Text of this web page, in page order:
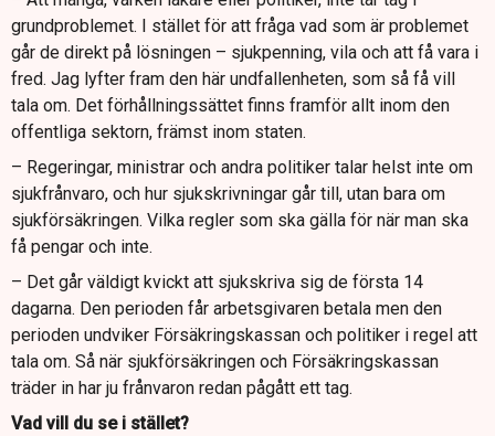
grundproblemet. I stället för att fråga vad som är problemet
går de direkt på lösningen – sjukpenning, vila och att få vara i
fred. Jag lyfter fram den här undfallenheten, som så få vill
tala om. Det förhållningssättet finns framför allt inom den
offentliga sektorn, främst inom staten.
– Regeringar, ministrar och andra politiker talar helst inte om
sjukfrånvaro, och hur sjukskrivningar går till, utan bara om
sjukförsäkringen. Vilka regler som ska gälla för när man ska
få pengar och inte.
– Det går väldigt kvickt att sjukskriva sig de första 14
dagarna. Den perioden får arbetsgivaren betala men den
perioden undviker Försäkringskassan och politiker i regel att
tala om. Så när sjukförsäkringen och Försäkringskassan
träder in har ju frånvaron redan pågått ett tag.
Vad vill du se i stället?